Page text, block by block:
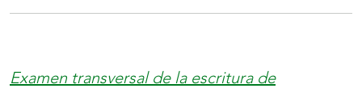
Examen transversal de la escritura de